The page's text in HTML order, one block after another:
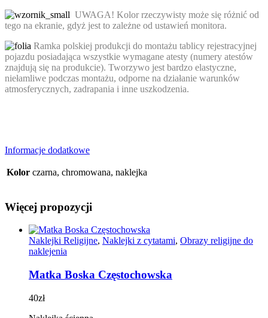
UWAGA! Kolor rzeczywisty może się różnić od
tego na ekranie, gdyż jest to zależne od ustawień monitora.
Ramka polskiej produkcji do montażu tablicy rejestracyjnej
pojazdu posiadająca wszystkie wymagane atesty (numery atestów
znajdują się na produkcie). Tworzywo jest bardzo elastyczne,
niełamliwe podczas montażu, odporne na działanie warunków
atmosferycznych, zadrapania i inne uszkodzenia.
Informacje dodatkowe
Kolor czarna, chromowana, naklejka
Więcej propozycji
Naklejki Religijne, Naklejki z cytatami, Obrazy religijne do
naklejenia
Matka Boska Częstochowska
40zł